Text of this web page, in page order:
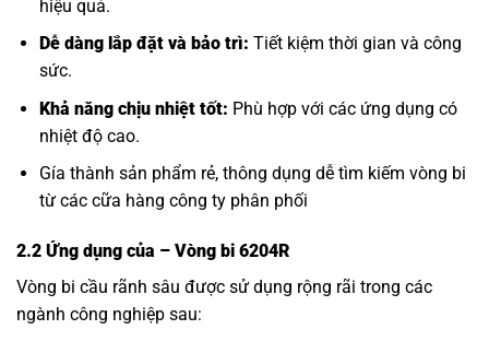
hiệu quả.
Dễ dàng lắp đặt và bảo trì: Tiết kiệm thời gian và công
sức.
Khả năng chịu nhiệt tốt: Phù hợp với các ứng dụng có
nhiệt độ cao.
Gía thành sản phẩm rẻ, thông dụng dễ tìm kiếm vòng bi
từ các cữa hàng công ty phân phối
2.2 Ứng dụng của – Vòng bi 6204R
Vòng bi cầu rãnh sâu được sử dụng rộng rãi trong các
ngành công nghiệp sau: